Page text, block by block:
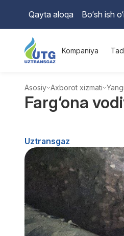
Qayta aloqa Bo‘sh ish
Kompaniya
Asosiy Axborot xizmati
Farg‘ona
Uztransgaz